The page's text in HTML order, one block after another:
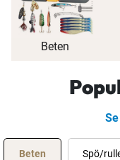
Beten
Beten Spö/